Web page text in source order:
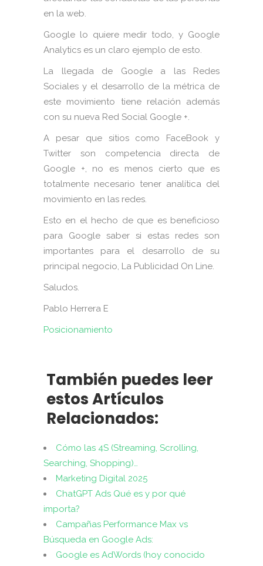
en la web.
Google lo quiere medir todo, y Google
Analytics es un claro ejemplo de esto.
La llegada de Google a las Redes
Sociales y el desarrollo de la métrica de
este movimiento tiene relación además
con su nueva Red Social Google +.
A pesar que sitios como FaceBook y
Twitter son competencia directa de
Google +, no es menos cierto que es
totalmente necesario tener analítica del
movimiento en las redes.
Esto en el hecho de que es beneficioso
para Google saber si estas redes son
importantes para el desarrollo de su
principal negocio, La Publicidad On Line.
Saludos.
Pablo Herrera E
Posicionamiento
También puedes leer
estos Artículos
Relacionados:
Cómo las 4S (Streaming, Scrolling,
Searching, Shopping)…
Marketing Digital 2025
ChatGPT Ads Qué es y por qué
importa?
Campañas Performance Max vs
Búsqueda en Google Ads:
Google es AdWords (hoy conocido